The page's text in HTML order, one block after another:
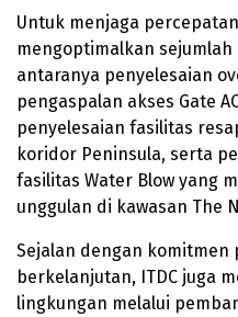
Untuk menjaga
mengoptimalkan
antaranya penyelesaian
pengaspalan akses Gate
penyelesaian fasilitas
koridor Peninsula, serta
fasilitas Water Blow yang
unggulan di kawasan The
Sejalan dengan komitmen
berkelanjutan, ITDC juga
lingkungan melalui